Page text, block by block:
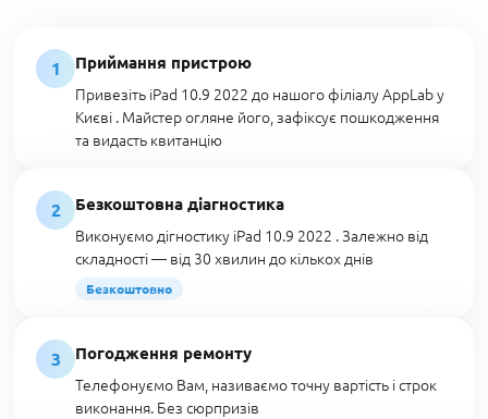
1
Приймання пристрою
Привезіть iPad 10.9 2022 до нашого філіалу AppLab у
Києві . Майстер огляне його, зафіксує пошкодження
та видасть квитанцію
2
Безкоштовна діагностика
Виконуємо дігностику iPad 10.9 2022 . Залежно від
складності — від 30 хвилин до кількох днів
Безкоштовно
3
Погодження ремонту
Телефонуємо Вам, називаємо точну вартість і строк
виконання. Без сюрпризів